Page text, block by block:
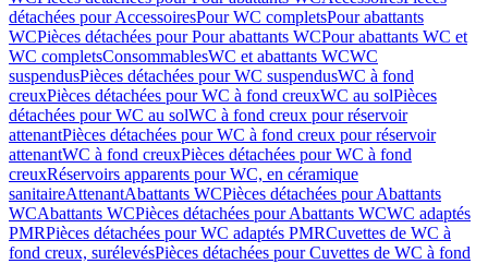
détachées pour AccessoiresPour WC completsPour abattants
WCPièces détachées pour Pour abattants WCPour abattants WC et
WC completsConsommablesWC et abattants WCWC
suspendusPièces détachées pour WC suspendusWC à fond
creuxPièces détachées pour WC à fond creuxWC au solPièces
détachées pour WC au solWC à fond creux pour réservoir
attenantPièces détachées pour WC à fond creux pour réservoir
attenantWC à fond creuxPièces détachées pour WC à fond
creuxRéservoirs apparents pour WC, en céramique
sanitaireAttenantAbattants WCPièces détachées pour Abattants
WCAbattants WCPièces détachées pour Abattants WCWC adaptés
PMRPièces détachées pour WC adaptés PMRCuvettes de WC à
fond creux, surélevésPièces détachées pour Cuvettes de WC à fond